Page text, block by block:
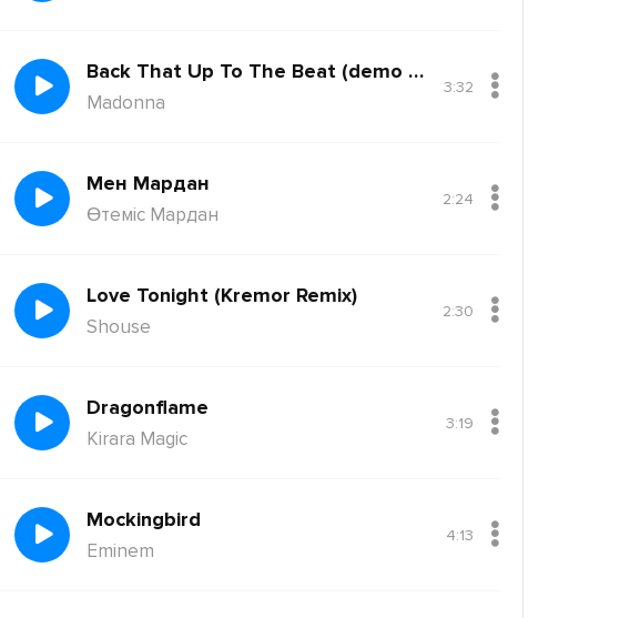
Back That Up To The Beat (demo Version)
Madonna
3:32
Мен Мардан
Өтеміс Мардан
2:24
Love Tonight (Kremor Remix)
Shouse
2:30
Dragonflame
Kirara Magic
3:19
Mockingbird
Eminem
4:13